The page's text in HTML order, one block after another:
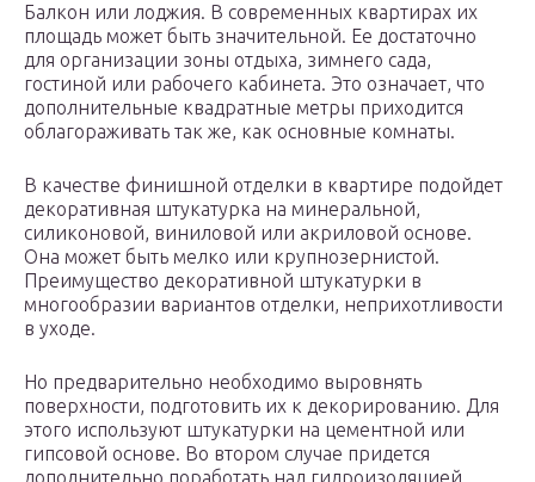
Балкон или лоджия. В современных квартирах их
площадь может быть значительной. Ее достаточно
для организации зоны отдыха, зимнего сада,
гостиной или рабочего кабинета. Это означает, что
дополнительные квадратные метры приходится
облагораживать так же, как основные комнаты.
В качестве финишной отделки в квартире подойдет
декоративная штукатурка на минеральной,
силиконовой, виниловой или акриловой основе.
Она может быть мелко или крупнозернистой.
Преимущество декоративной штукатурки в
многообразии вариантов отделки, неприхотливости
в уходе.
Но предварительно необходимо выровнять
поверхности, подготовить их к декорированию. Для
этого используют штукатурки на цементной или
гипсовой основе. Во втором случае придется
дополнительно поработать над гидроизоляцией